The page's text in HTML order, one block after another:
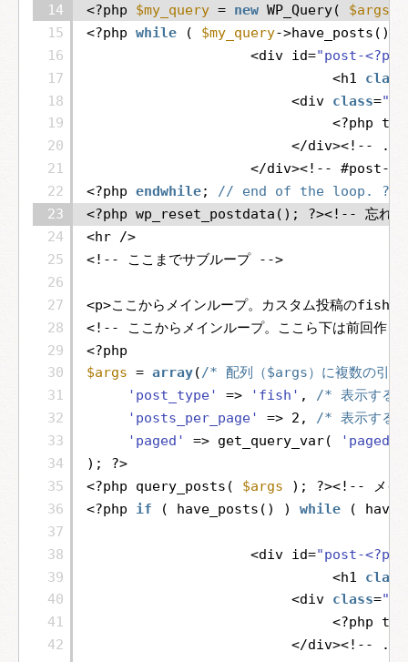
14
15
16
17
18
19
20
21
22
23
24
25
26
27
28
29
30
31
32
33
34
35
36
37
38
39
40
41
42
<?php $my_query = new WP_Query( $args
<?php while ( $my_query-
<div id="post-
<h1 class
<div class=
<?php
</div><!--
</div><!-- #post-
<?php endwhile; // end of the loop. ?><!--
<?php wp_reset_postdata(); ?><!-- 忘れず
<hr />
<!-- ここまでサブループ -->
<p>ここからメインループ。カスタム投稿のfish
<!-- ここからメインループ。ここら下は前回作
<?php
$args = array(/* 配列（$args）に複数の引
'post_type'
=> 'fish' , /* 表示する
'posts_per_page'
=> 2, /* 表示する
'paged'
=> get_query_var( 'paged'
); ?>
<?php query_posts( $args
); ?><!-- メイン
<?php if ( have_posts() ) while (
<div id="post-
<h1 class
<div class=
<?php
</div><!--